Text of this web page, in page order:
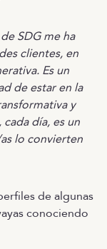
SDG me ha
clientes, en
Es un
de estar en la
y
día, es un
lo convierten
de algunas
conociendo